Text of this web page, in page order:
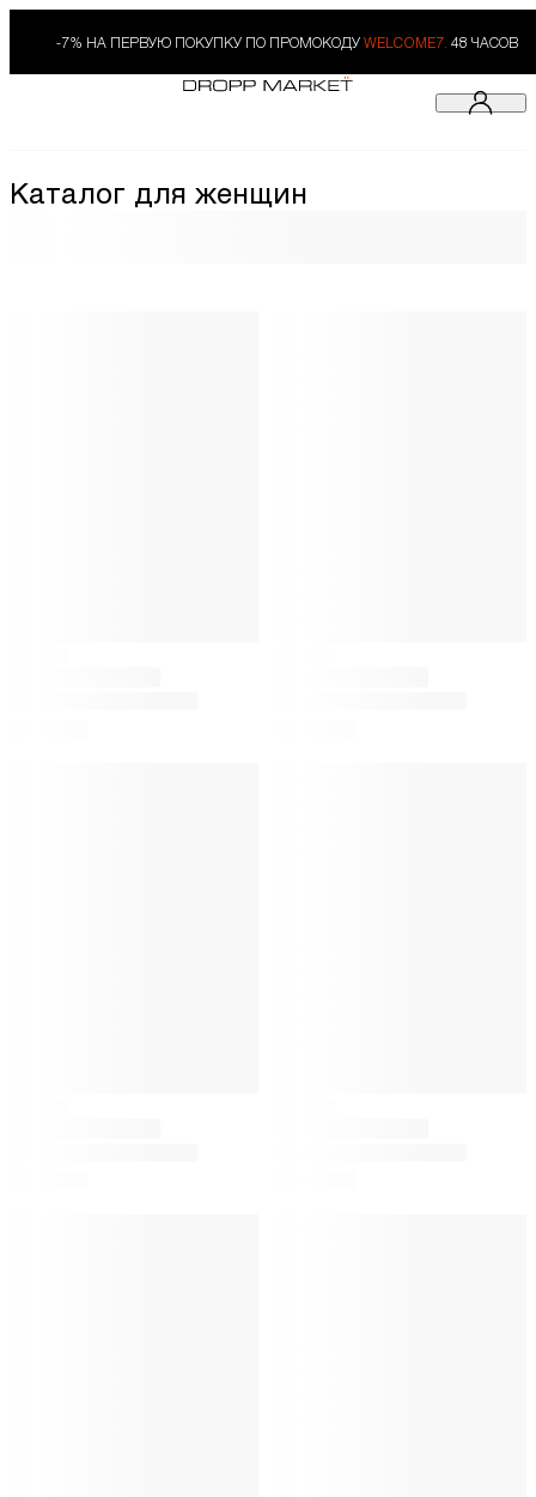
-7% НА ПЕРВУЮ ПОКУПКУ ПО ПРОМОКОДУ WELCOME7. 48 ЧАСОВ
Каталог для женщин